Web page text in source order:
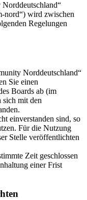
nord“) wird zwischen
Regelungen
Norddeutschland“
Sie einen
Boards ab (im
sich mit den
einverstanden sind, so
Für die Nutzung
Stelle veröffentlichten
Zeit geschlossen
einer Frist